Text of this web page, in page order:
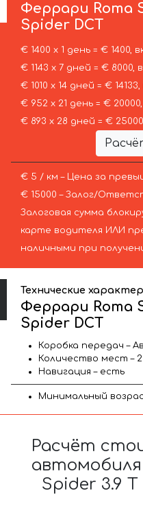
Феррари Roma
Spider DCT
€ 1400 х 1 день = € 1400,
€ 1143 х 7 дней = € 8000,
€ 1010 х 14 дней = €
€ 952 х 21 день = €
€ 893 х 28 дней = €
€ 5 / км – Цена за
€ 15000 – Залог/
Залоговая сумма
карте водителя ИЛИ
наличными при
Технические
Феррари Roma
Spider DCT
Коробка передач –
Количество мест – 2
Навигация – есть
Минимальный
Расчёт
Spider 3.9